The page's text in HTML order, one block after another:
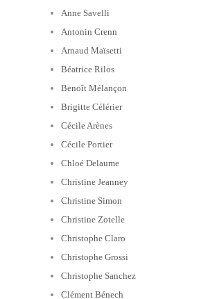
Anne Savelli
Antonin Crenn
Arnaud Maïsetti
Béatrice Rilos
Benoît Mélançon
Brigitte Célérier
Cécile Arènes
Cécile Portier
Chloé Delaume
Christine Jeanney
Christine Simon
Christine Zotelle
Christophe Claro
Christophe Grossi
Christophe Sanchez
Clément Bénech